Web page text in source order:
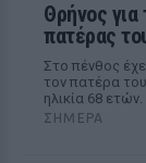
Θρήνος
πατέρας
Στο πένθος
τον πατέρα
ηλικία 68 ετών.
ΣΉΜΕΡΑ